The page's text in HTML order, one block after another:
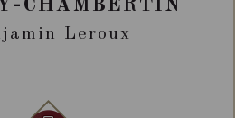
CHAMBERTIN
Leroux